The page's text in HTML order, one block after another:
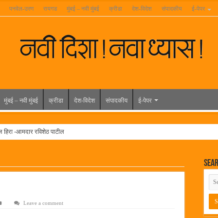
पनवेल-उरण रायगड मुंबई – नवी मुंबई क्रीडा देश-विदेश संपादकीय ई-पेपर
मुंबई – नवी मुंबई क्रीडा देश-विदेश संपादकीय ई-पेपर
-आमदार रविशेठ पाटील
मुख्य प्रशासकीय कार्यालयासह भव्य मूट कोर्टचे बुधवारी उद्घाटन
Leave a comment